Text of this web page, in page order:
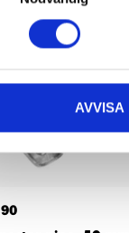
AVVISA
90